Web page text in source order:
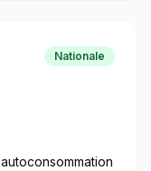
Nationale